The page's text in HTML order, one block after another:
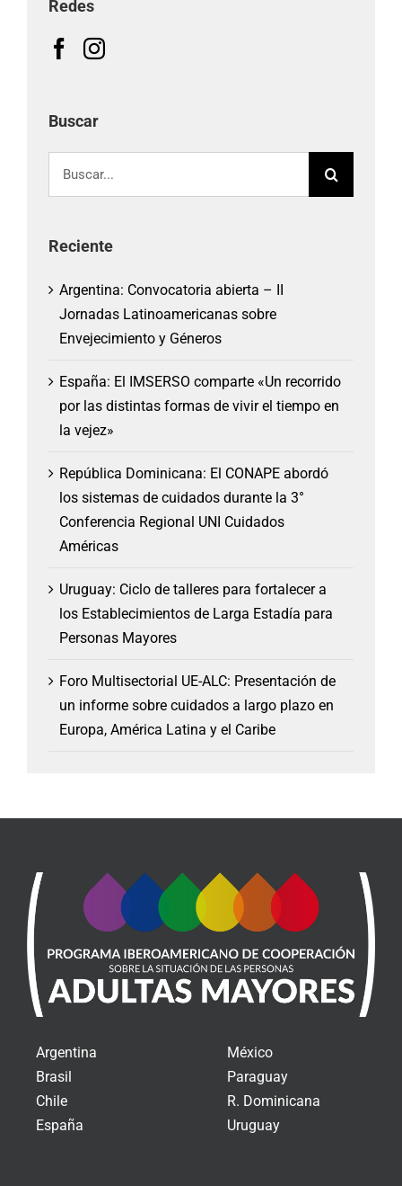
Redes
Buscar
Reciente
Argentina: Convocatoria abierta – II
Jornadas Latinoamericanas sobre
Envejecimiento y Géneros
España: El IMSERSO comparte «Un recorrido
por las distintas formas de vivir el tiempo en
la vejez»
República Dominicana: El CONAPE abordó
los sistemas de cuidados durante la 3°
Conferencia Regional UNI Cuidados
Américas
Uruguay: Ciclo de talleres para fortalecer a
los Establecimientos de Larga Estadía para
Personas Mayores
Foro Multisectorial UE-ALC: Presentación de
un informe sobre cuidados a largo plazo en
Europa, América Latina y el Caribe
Argentina
Brasil
Chile
España
México
Paraguay
R. Dominicana
Uruguay